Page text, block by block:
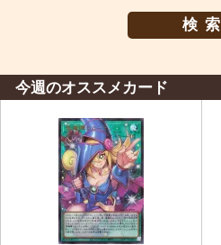
検索
今週のオススメカード